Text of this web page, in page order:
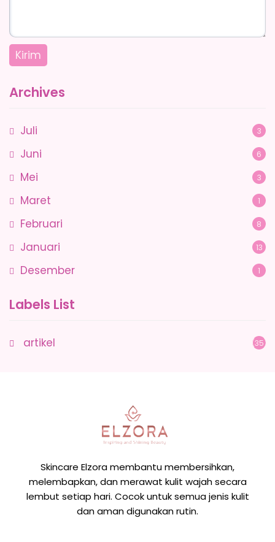
Archives
Juli 3
Juni 6
Mei 3
Maret 1
Februari 8
Januari 13
Desember 1
Labels List
artikel (35)
Skincare Elzora membantu membersihkan,
melembapkan, dan merawat kulit wajah secara
lembut setiap hari. Cocok untuk semua jenis kulit
dan aman digunakan rutin.